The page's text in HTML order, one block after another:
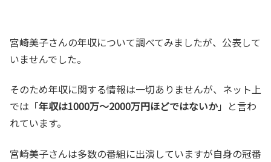
宮崎美子さんの年収について調べてみましたが、公表して
いませんでした。
そのため年収に関する情報は一切ありませんが、ネット上
では「年収は1000万～2000万円ほどではないか」と言わ
れています。
宮崎美子さんは多数の番組に出演していますが自身の冠番